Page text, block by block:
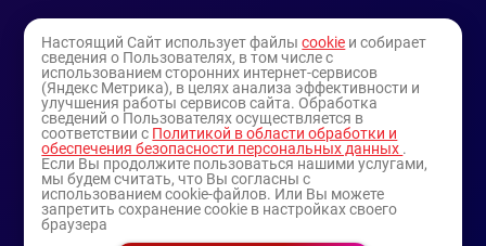
Youtube
Настоящий Сайт использует файлыcookie и собирает
сведения о Пользователях, в том числе с
использованием сторонних интернет-сервисов
(Яндекс Метрика), в целях анализа эффективности и
улучшения работы сервисов сайта. Обработка
сведений о Пользователях осуществляется в
соответствии с Политикой в области обработки и
обеспечения безопасности персональных данных .
Если Вы продолжите пользоваться нашими услугами,
мы будем считать, что Вы согласны с
использованием cookie-файлов. Или Вы можете
запретить сохранение cookie в настройках своего
браузера